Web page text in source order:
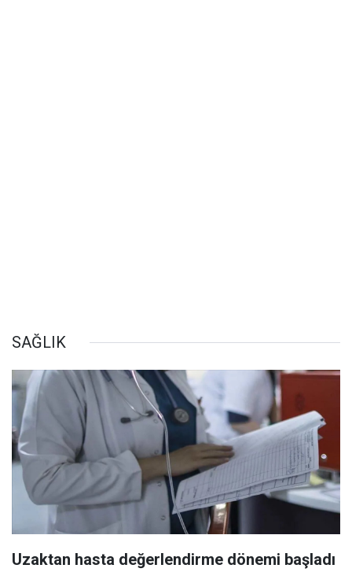
SAĞLIK
Uzaktan hasta değerlendirme dönemi başladı